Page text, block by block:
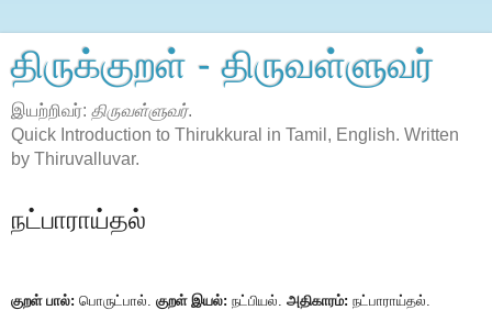
திருக்குறள் - திருவள்ளுவர்
இயற்றிவர்: திருவள்ளுவர்.
Quick Introduction to Thirukkural in Tamil, English. Written
by Thiruvalluvar.
நட்பாராய்தல்
குறள் பால்: பொருட்பால். குறள் இயல்: நட்பியல். அதிகாரம்: நட்பாராய்தல்.